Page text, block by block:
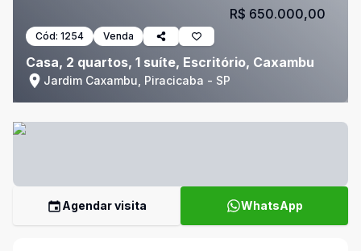
Cód: 1254 Venda
Casa, 2 quartos, 1 suíte, Escritório, Caxambu
Jardim Caxambu, Piracicaba - SP
R$ 650.000,00
Agendar visita WhatsApp